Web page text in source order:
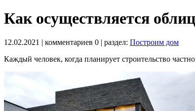
Как осуществляется
12.02.2021 | комментариев 0 | раздел: Построим дом
Каждый человек, когда планирует строительство